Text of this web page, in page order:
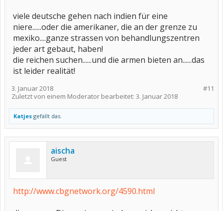
viele deutsche gehen nach indien für eine
niere......oder die amerikaner, die an der grenze zu
mexiko....ganze strassen von behandlungszentren
jeder art gebaut, haben!
die reichen suchen......und die armen bieten an......das
ist leider realität!
#11
3. Januar 2018
Zuletzt von einem Moderator bearbeitet: 3. Januar 2018
Katjes gefällt das.
aischa
Guest
http://www.cbgnetwork.org/4590.html